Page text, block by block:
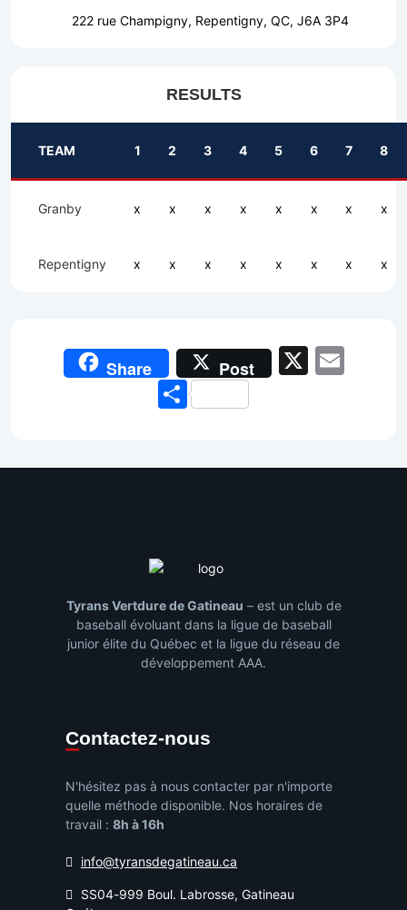
222 rue Champigny, Repentigny, QC, J6A 3P4
RESULTS
TEAM 1 2 3 4 5 6 7 8
Granby x x x x x x x x
Repentigny x x x x x x x x
Share Post X
Share
Tyrans Vertdure de Gatineau – est un club de
baseball évoluant dans la ligue de baseball
junior élite du Québec et la ligue du réseau de
développement AAA.
Contactez-nous
N'hésitez pas à nous contacter par n'importe
quelle méthode disponible. Nos horaires de
travail : 8h à 16h
info@tyransdegatineau.ca
SS04-999 Boul. Labrosse, Gatineau